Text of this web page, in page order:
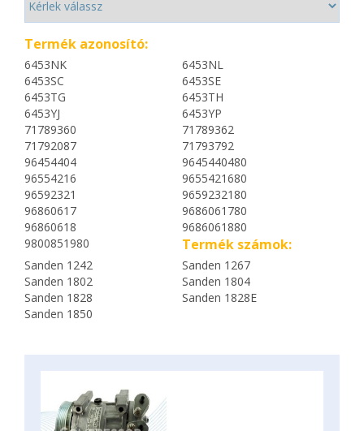
Termék azonosító:
6453NK
6453NL
6453SC
6453SE
6453TG
6453TH
6453YJ
6453YP
71789360
71789362
71792087
71793792
96454404
9645440480
96554216
9655421680
96592321
9659232180
96860617
9686061780
96860618
9686061880
9800851980
Termék számok:
Sanden 1242
Sanden 1267
Sanden 1802
Sanden 1804
Sanden 1828
Sanden 1828E
Sanden 1850